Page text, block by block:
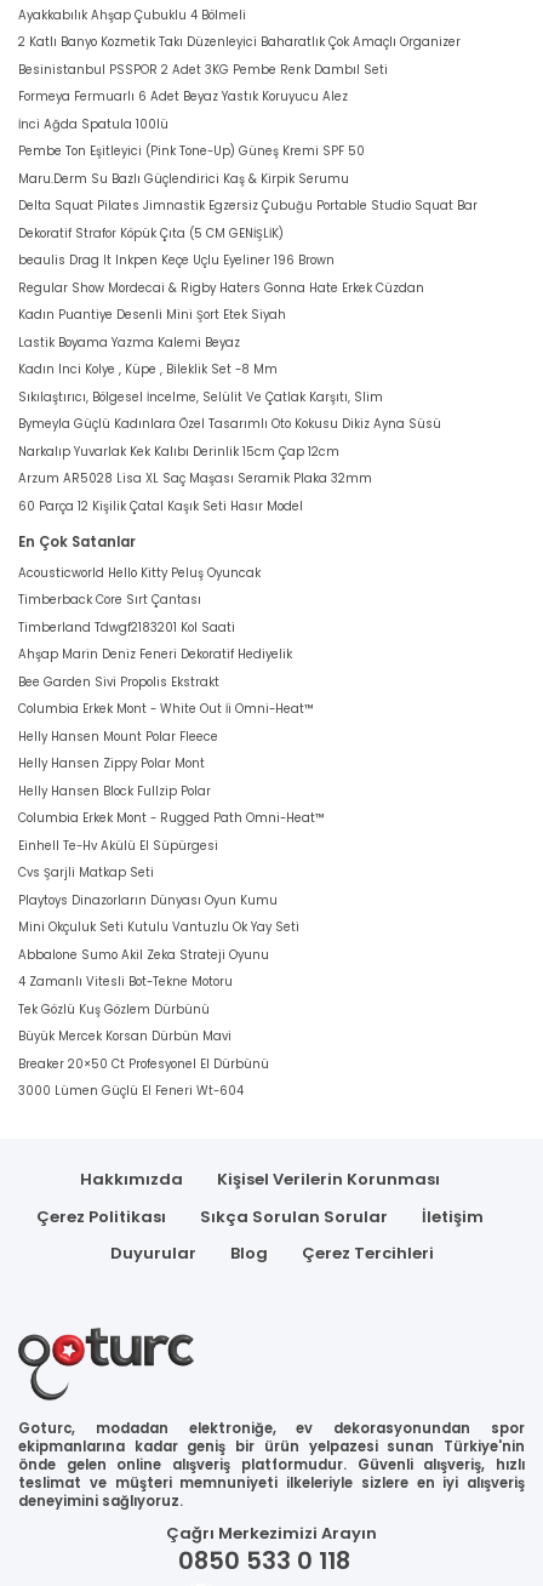
Ayakkabılık Ahşap Çubuklu 4 Bölmeli
2 Katlı Banyo Kozmetik Takı Düzenleyici Baharatlık Çok Amaçlı Organizer
Besinistanbul PSSPOR 2 Adet 3KG Pembe Renk Dambıl Seti
Formeya Fermuarlı 6 Adet Beyaz Yastık Koruyucu Alez
İnci Ağda Spatula 100lü
Pembe Ton Eşitleyici (Pink Tone-Up) Güneş Kremi SPF 50
Maru.Derm Su Bazlı Güçlendirici Kaş & Kirpik Serumu
Delta Squat Pilates Jimnastik Egzersiz Çubuğu Portable Studio Squat Bar
Dekoratif Strafor Köpük Çıta (5 CM GENİŞLİK)
beaulis Drag It Inkpen Keçe Uçlu Eyeliner 196 Brown
Regular Show Mordecai & Rigby Haters Gonna Hate Erkek Cüzdan
Kadın Puantiye Desenli Mini Şort Etek Siyah
Lastik Boyama Yazma Kalemi Beyaz
Kadın Inci Kolye , Küpe , Bileklik Set -8 Mm
Sıkılaştırıcı, Bölgesel İncelme, Selülit Ve Çatlak Karşıtı, Slim
Bymeyla Güçlü Kadınlara Özel Tasarımlı Oto Kokusu Dikiz Ayna Süsü
Narkalıp Yuvarlak Kek Kalıbı Derinlik 15cm Çap 12cm
Arzum AR5028 Lisa XL Saç Maşası Seramik Plaka 32mm
60 Parça 12 Kişilik Çatal Kaşık Seti Hasır Model
En Çok Satanlar
Acousticworld Hello Kitty Peluş Oyuncak
Timberback Core Sırt Çantası
Timberland Tdwgf2183201 Kol Saati
Ahşap Marin Deniz Feneri Dekoratif Hediyelik
Bee Garden Sivi Propolis Ekstrakt
Columbia Erkek Mont - White Out İi Omni-Heat™
Helly Hansen Mount Polar Fleece
Helly Hansen Zippy Polar Mont
Helly Hansen Block Fullzip Polar
Columbia Erkek Mont - Rugged Path Omni-Heat™
Einhell Te-Hv Akülü El Süpürgesi
Cvs Şarjli Matkap Seti
Playtoys Dinazorların Dünyası Oyun Kumu
Mini Okçuluk Seti Kutulu Vantuzlu Ok Yay Seti
Abbalone Sumo Akil Zeka Strateji Oyunu
4 Zamanlı Vitesli Bot-Tekne Motoru
Tek Gözlü Kuş Gözlem Dürbünü
Büyük Mercek Korsan Dürbün Mavi
Breaker 20×50 Ct Profesyonel El Dürbünü
3000 Lümen Güçlü El Feneri Wt-604
Hakkımızda
Kişisel Verilerin Korunması
Çerez Politikası
Sıkça Sorulan Sorular
İletişim
Duyurular
Blog Çerez Tercihleri
Goturc, modadan elektroniğe, ev dekorasyonundan spor
ekipmanlarına kadar geniş bir ürün yelpazesi sunan Türkiye'nin
önde gelen online alışveriş platformudur. Güvenli alışveriş, hızlı
teslimat ve müşteri memnuniyeti ilkeleriyle sizlere en iyi alışveriş
deneyimini sağlıyoruz.
Çağrı Merkezimizi Arayın
0850 533 0 118